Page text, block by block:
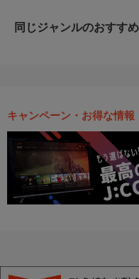
同じジャンルのおすす
キャンペーン・お得な情報